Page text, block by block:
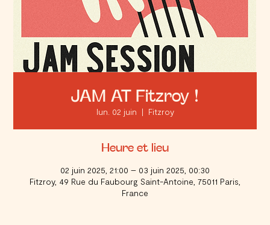
JAM AT Fitzroy !
lun. 02 juin
  |
Fitzroy
Heure et lieu
02 juin 2025, 21:00 – 03 juin 2025, 00:30
Fitzroy, 49 Rue du Faubourg Saint-Antoine, 75011 Paris,
France